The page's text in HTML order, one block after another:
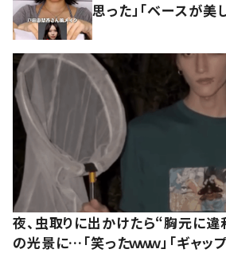
思った」「ベースが美し
夜、虫取りに出かけたら“胸元に
の光景に…「笑ったｗｗｗ」「ギャッ